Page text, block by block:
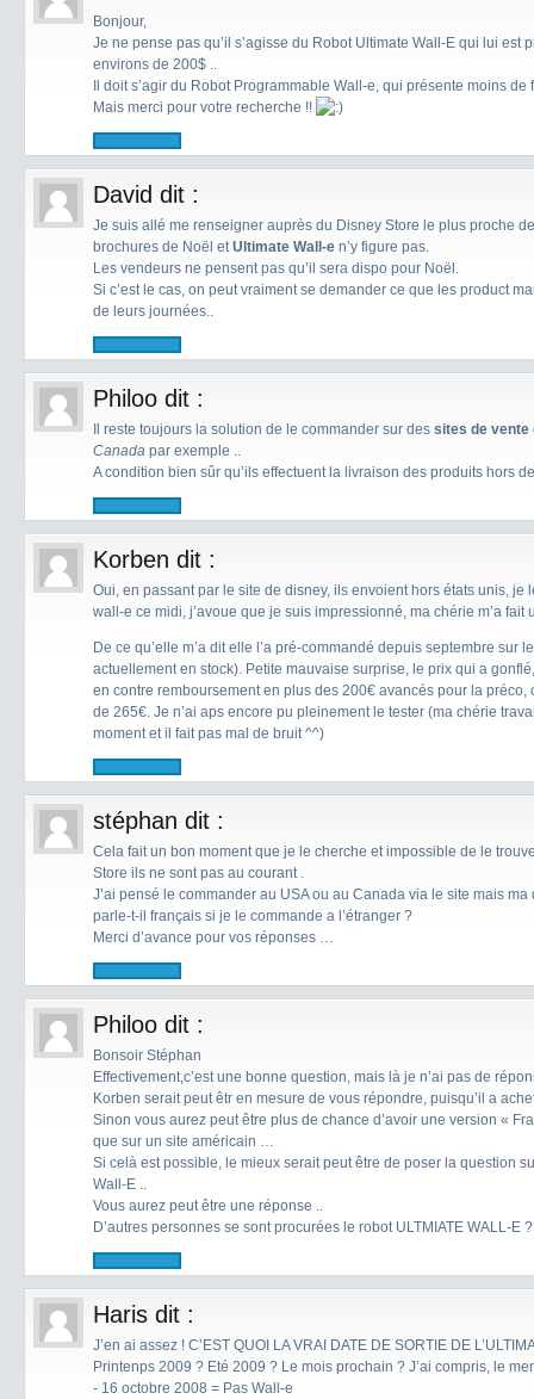
Bonjour,
Je ne pense pas qu’il s’agisse du Robot Ultimate Wall-E qui lui est
environs de 200$ ..
Il doit s’agir du Robot Programmable Wall-e, qui présente moins de
Mais merci pour votre recherche !!
David dit :
Je suis allé me renseigner auprès du Disney Store le plus proche
brochures de Noël etUltimate Wall-e n’y figure pas.
Les vendeurs ne pensent pas qu’il sera dispo pour Noël.
Si c’est le cas, on peut vraiment se demander ce que les product
de leurs journées..
Philoo dit :
Il reste toujours la solution de le commander sur des sites de vente
Canada par exemple ..
A condition bien sûr qu’ils effectuent la livraison des produits hors
Korben dit :
Oui, en passant par le site de disney, ils envoient hors états unis, je
wall-e ce midi, j’avoue que je suis impressionné, ma chérie m’a
De ce qu’elle m’a dit elle l’a pré-commandé depuis septembre sur
actuellement en stock). Petite mauvaise surprise, le prix qui a
en contre remboursement en plus des 200€ avancés pour la préco,
de 265€. Je n’ai aps encore pu pleinement le tester (ma chérie
moment et il fait pas mal de bruit ^^)
stéphan dit :
Cela fait un bon moment que je le cherche et impossible de le
Store ils ne sont pas au courant .
J’ai pensé le commander au USA ou au Canada via le site mais ma
parle-t-il français si je le commande a l’étranger ?
Merci d’avance pour vos réponses …
Philoo dit :
Bonsoir Stéphan
Effectivement,c’est une bonne question, mais là je n’ai pas de
Korben serait peut êtr en mesure de vous répondre, puisqu’il a
Sinon vous aurez peut être plus de chance d’avoir une version «
que sur un site américain …
Si celà est possible, le mieux serait peut être de poser la question
Wall-E ..
Vous aurez peut être une réponse ..
D’autres personnes se sont procurées le robot ULTMIATE WALL-E
Haris dit :
J’en ai assez ! C’EST QUOI LA VRAI DATE DE SORTIE DE
Printenps 2009 ? Eté 2009 ? Le mois prochain ? J’ai compris, le
- 16 octobre 2008 = Pas Wall-e